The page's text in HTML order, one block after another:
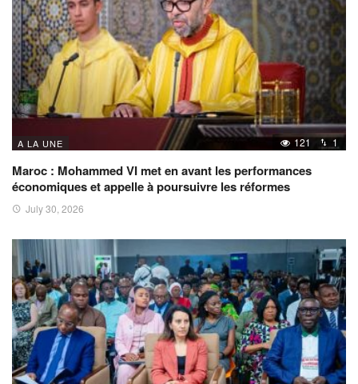
A LA UNE 121 1
Maroc : Mohammed VI met en avant les performances
économiques et appelle à poursuivre les réformes
July 30, 2026